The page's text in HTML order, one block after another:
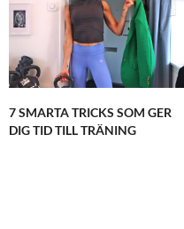
7 SMARTA TRICKS SOM GER
DIG TID TILL TRÄNING